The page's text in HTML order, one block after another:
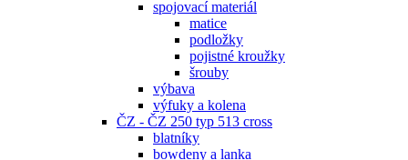
spojovací materiál
matice
podložky
pojistné kroužky
šrouby
výbava
výfuky a kolena
ČZ - ČZ 250 typ 513 cross
blatníky
bowdeny a lanka